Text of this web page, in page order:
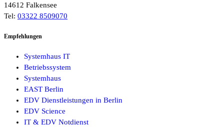
14612 Falkensee
Tel: 03322 8509070
Empfehlungen
Systemhaus IT
Betriebssystem
Systemhaus
EAST Berlin
EDV Dienstleistungen in Berlin
EDV Science
IT & EDV Notdienst